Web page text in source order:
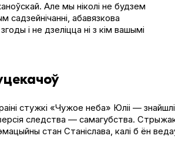
Але мы ніколі не будзем
садзейнічанні, абавязкова
і не дзеліцца ні з кім вашымі
стужкі «Чужое неба» Юліі —
следства — самагубства.
стан Станіслава, калі б ён